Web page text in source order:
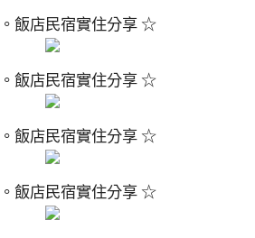
飯店民宿實住分享 ☆
飯店民宿實住分享 ☆
飯店民宿實住分享 ☆
飯店民宿實住分享 ☆